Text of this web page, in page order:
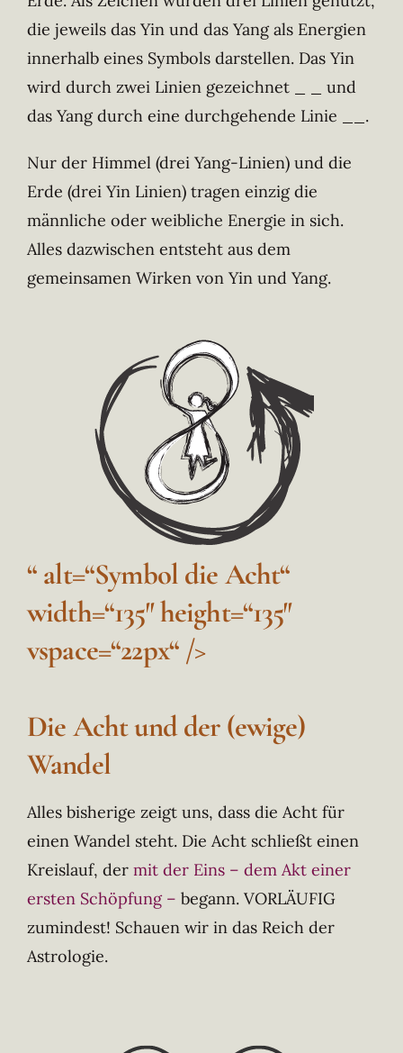
die jeweils das Yin und das Yang als Energien
innerhalb eines Symbols darstellen. Das Yin
wird durch zwei Linien gezeichnet _ _ und
das Yang durch eine durchgehende Linie __.
Nur der Himmel (drei Yang-Linien) und die
Erde (drei Yin Linien) tragen einzig die
männliche oder weibliche Energie in sich.
Alles dazwischen entsteht aus dem
gemeinsamen Wirken von Yin und Yang.
“ alt=“Symbol die Acht“
width=“135″ height=“135″
vspace=“22px“ />
Die Acht und der (ewige)
Wandel
Alles bisherige zeigt uns, dass die Acht für
einen Wandel steht. Die Acht schließt einen
Kreislauf, der mit der Eins – dem Akt einer
ersten Schöpfung – begann. VORLÄUFIG
zumindest! Schauen wir in das Reich der
Astrologie.